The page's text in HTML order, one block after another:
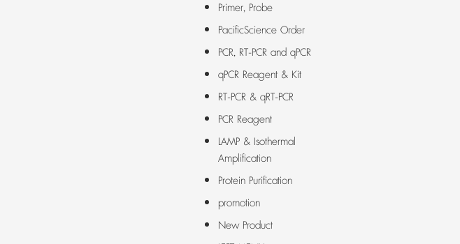
Primer, Probe
PacificScience Order
PCR, RT-PCR and qPCR
qPCR Reagent & Kit
RT-PCR & qRT-PCR
PCR Reagent
LAMP & Isothermal
Amplification
Protein Purification
promotion
New Product